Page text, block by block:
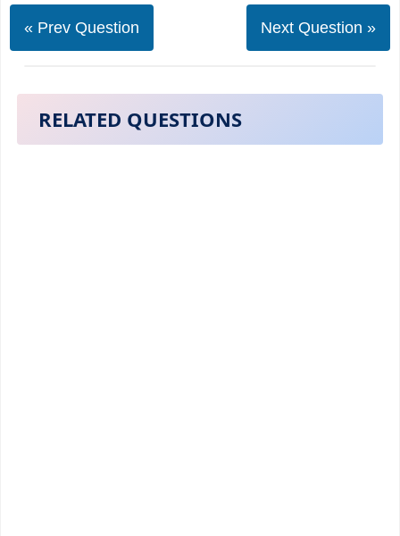
« Prev Question Next Question »
RELATED QUESTIONS